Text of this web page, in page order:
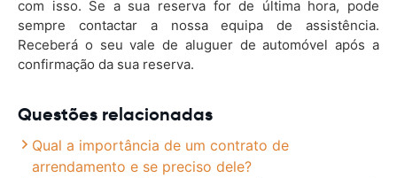
com isso. Se a sua reserva for de última hora, pode
sempre contactar a nossa equipa de assistência.
Receberá o seu vale de aluguer de automóvel após a
confirmação da sua reserva.
Questões relacionadas
Qual a importância de um contrato de
arrendamento e se preciso dele?